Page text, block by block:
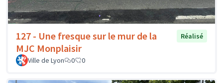
127 - Une fresque sur le mur de la
MJC Monplaisir
Réalisé
Ville de Lyon 0 0